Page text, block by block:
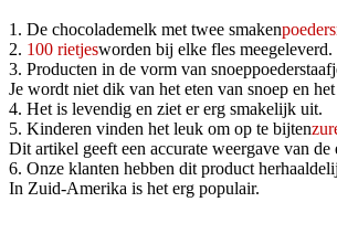
1. De chocolademelk met twee smaken
2. 100 rietjesworden bij elke fles meegeleverd.
3. Producten in de vorm van
Je wordt niet dik van het eten van snoep en
4. Het is levendig en ziet er erg smakelijk uit.
5. Kinderen vinden het leuk om op te bijten
Dit artikel geeft een accurate weergave van
6. Onze klanten hebben dit product
In Zuid-Amerika is het erg populair.